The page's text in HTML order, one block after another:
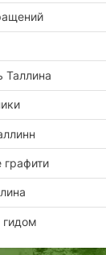
Таллина
графити
гидом